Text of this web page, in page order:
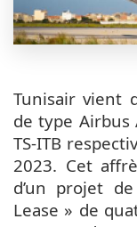
Tunisair vient
de type Airbus
TS-ITB
2023. Cet
d’un projet
Lease » de